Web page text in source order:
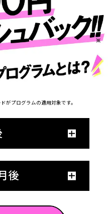
がプログラムの適用対象です。
後